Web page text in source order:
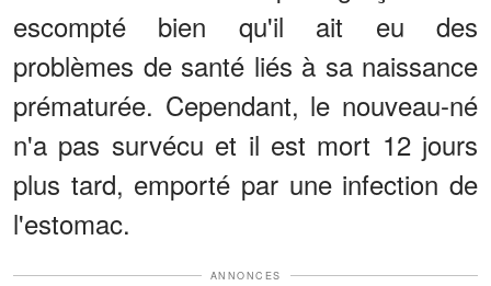
escompté bien qu'il ait eu des
problèmes de santé liés à sa naissance
prématurée. Cependant, le nouveau-né
n'a pas survécu et il est mort 12 jours
plus tard, emporté par une infection de
l'estomac.
ANNONCES